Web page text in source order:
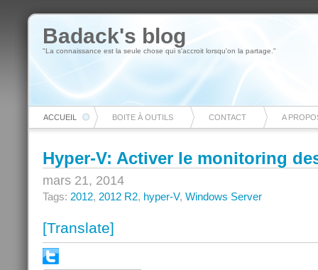
Badack's blog
"La connaissance est la seule chose qui s'accroit lorsqu'on la partage."
ACCUEIL BOITE À OUTILS CONTACT A
Hyper-V: Activer le monitoring
mars 21, 2014
Tags: 2012, 2012 R2, hyper-V, Windows Server
[Translate]